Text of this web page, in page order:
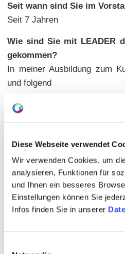
Diese Webseite verwendet
Wir verwenden Cookies, um
analysieren, Funktionen für
und Ihnen ein besseres
Einstellungen können Sie
Infos finden Sie in unserer
Seit wann sind Sie im
Seit 7 Jahren
Wie sind Sie mit LEADER
gekommen?
In meiner Ausbildung zum
und folgend
Wo sehen Sie den größten
wunderschönen
nicht ausreichend Geld
Warum haben Sie sich
LAG und in unserer Region
Rheinhessen ist ein Juwel,
Landschaft und